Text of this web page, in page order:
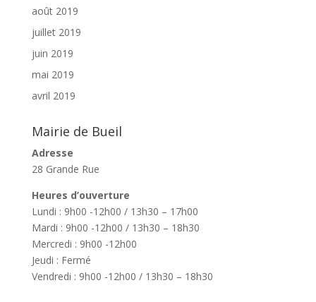
août 2019
juillet 2019
juin 2019
mai 2019
avril 2019
Mairie de Bueil
Adresse
28 Grande Rue
Heures d’ouverture
Lundi : 9h00 -12h00 / 13h30 – 17h00
Mardi : 9h00 -12h00 / 13h30 – 18h30
Mercredi : 9h00 -12h00
Jeudi : Fermé
Vendredi : 9h00 -12h00 / 13h30 – 18h30